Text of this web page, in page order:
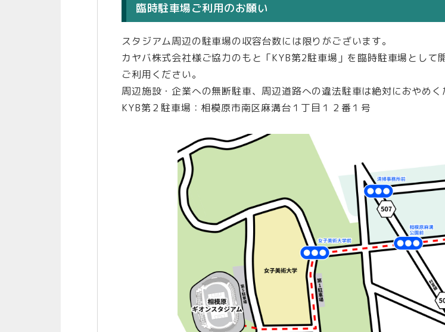
臨時駐車場ご利用のお願い
スタジアム周辺の駐車場の収容台数には限りがございます。
カヤバ株式会社様ご協力のもと「KYB第2駐車場」を臨時駐車場として
ご利用ください。
周辺施設・企業への無断駐車、周辺道路への違法駐車は絶対におやめく
KYB第２駐車場：相模原市南区麻溝台１丁目１２番１号